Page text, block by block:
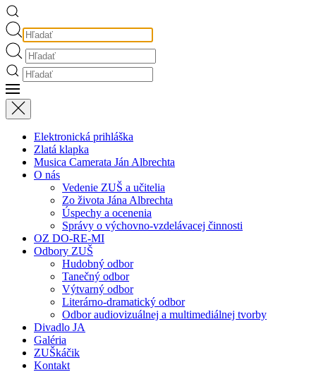
Elektronická prihláška
Zlatá klapka
Musica Camerata Ján Albrechta
O nás
Vedenie ZUŠ a učitelia
Zo života Jána Albrechta
Úspechy a ocenenia
Správy o výchovno-vzdelávacej činnosti
OZ DO-RE-MI
Odbory ZUŠ
Hudobný odbor
Tanečný odbor
Výtvarný odbor
Literárno-dramatický odbor
Odbor audiovizuálnej a multimediálnej tvorby
Divadlo JA
Galéria
ZUŠkáčik
Kontakt